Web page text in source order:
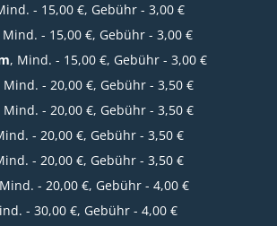
- 15,00 €, Gebühr - 3,00 €
Mind. - 15,00 €, Gebühr - 3,00 €
, Mind. - 15,00 €, Gebühr - 3,00 €
Mind. - 20,00 €, Gebühr - 3,50 €
Mind. - 20,00 €, Gebühr - 3,50 €
- 20,00 €, Gebühr - 3,50 €
- 20,00 €, Gebühr - 3,50 €
- 20,00 €, Gebühr - 4,00 €
- 30,00 €, Gebühr - 4,00 €